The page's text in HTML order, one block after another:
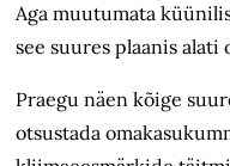
Agamuutumata
seesuures plaanis alati
Praegu näen kõige
otsustada